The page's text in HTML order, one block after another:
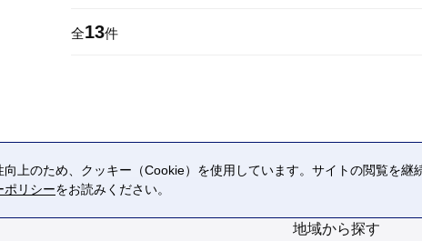
全13件
地域から探す
上のため、クッキー（Cookie）を使用しています。サイトの閲覧を継
ポリシーをお読みください。